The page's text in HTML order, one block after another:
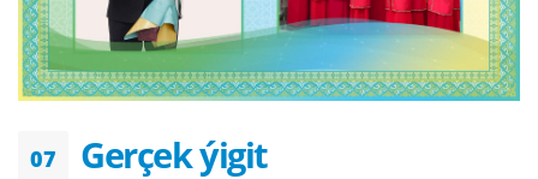
07 Gerçek ýigit